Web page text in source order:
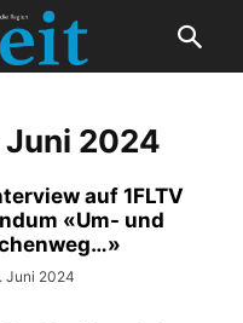
2024
auf 1FLTV
«Um- und
Juni 2024